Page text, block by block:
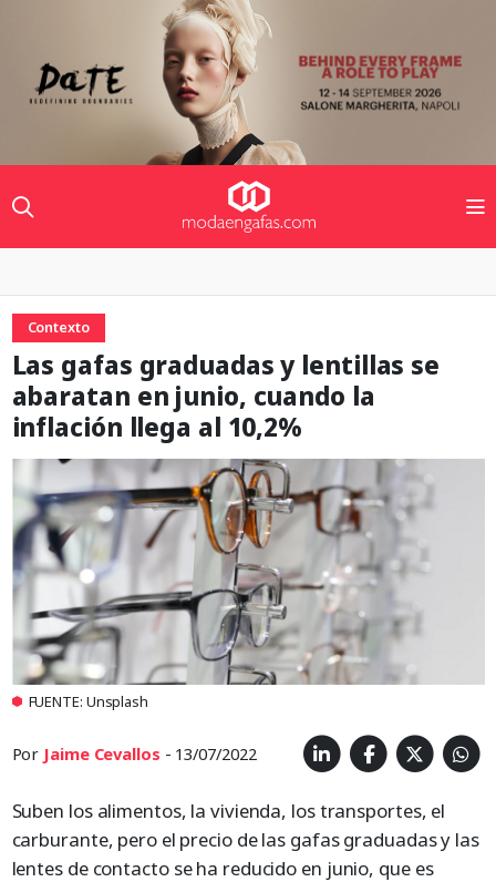
Contexto
Las gafas graduadas y lentillas se
abaratan en junio, cuando la
inflación llega al 10,2%
FUENTE: Unsplash
Por Jaime Cevallos - 13/07/2022
Suben los alimentos, la vivienda, los transportes, el
carburante, pero el precio de las gafas graduadas y las
lentes de contacto se ha reducido en junio, que es